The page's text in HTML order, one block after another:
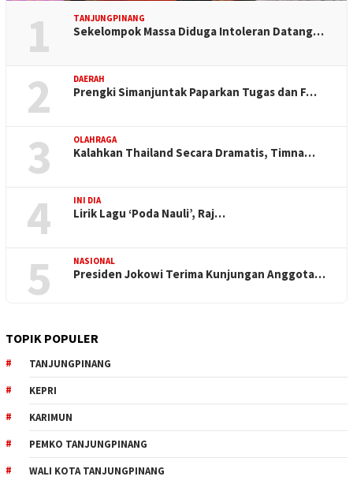
1 TANJUNGPINANG
Sekelompok Massa Diduga Intoleran Datang…
2 DAERAH
Prengki Simanjuntak Paparkan Tugas dan F…
3 OLAHRAGA
Kalahkan Thailand Secara Dramatis, Timna…
4 INI DIA
Lirik Lagu ‘Poda Nauli’, Raj…
5 NASIONAL
Presiden Jokowi Terima Kunjungan Anggota…
TOPIK POPULER
TANJUNGPINANG
KEPRI
KARIMUN
PEMKO TANJUNGPINANG
WALI KOTA TANJUNGPINANG